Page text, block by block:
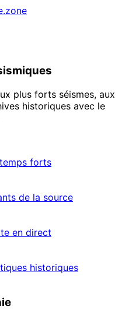
plus forts séismes, aux
historiques avec le
forts
de la source
en direct
historiques